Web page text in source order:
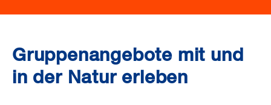
Gruppenangebote mit und
in der Natur erleben